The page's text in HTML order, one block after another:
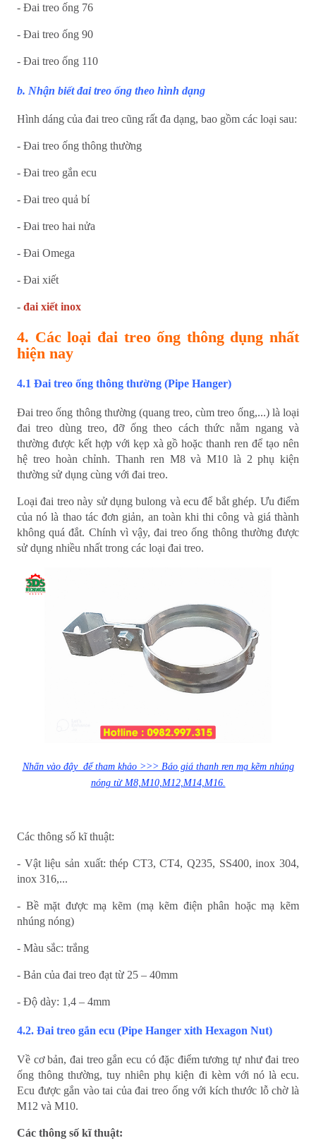
- Đai treo ống 76
- Đai treo ống 90
- Đai treo ống 110
b. Nhận biết đai treo ống theo hình dạng
Hình dáng của đai treo cũng rất đa dạng, bao gồm các loại sau:
- Đai treo ống thông thường
- Đai treo gắn ecu
- Đai treo quả bí
- Đai treo hai nửa
- Đai Omega
- Đai xiết
- đai xiết inox
4. Các loại đai treo ống thông dụng nhất
hiện nay
4.1 Đai treo ống thông thường (Pipe Hanger)
Đai treo ống thông thường (quang treo, cùm treo ống,...) là loại
đai treo dùng treo, đỡ ống theo cách thức nằm ngang và
thường được kết hợp với kẹp xà gồ hoặc thanh ren để tạo nên
hệ treo hoàn chỉnh. Thanh ren M8 và M10 là 2 phụ kiện
thường sử dụng cùng với đai treo.
Loại đai treo này sử dụng bulong và ecu để bắt ghép. Ưu điểm
của nó là thao tác đơn giản, an toàn khi thi công và giá thành
không quá đắt. Chính vì vậy, đai treo ống thông thường được
sử dụng nhiều nhất trong các loại đai treo.
Nhấn vào đây để tham khảo >>> Báo giá thanh ren mạ kẽm nhúng
nóng từ M8,M10,M12,M14,M16.
Các thông số kĩ thuật:
- Vật liệu sản xuất: thép CT3, CT4, Q235, SS400, inox 304,
inox 316,...
- Bề mặt được mạ kẽm (mạ kẽm điện phân hoặc mạ kẽm
nhúng nóng)
- Màu sắc: trắng
- Bản của đai treo đạt từ 25 – 40mm
- Độ dày: 1,4 – 4mm
4.2. Đai treo gắn ecu (Pipe Hanger xith Hexagon Nut)
Về cơ bản, đai treo gắn ecu có đặc điểm tương tự như đai treo
ống thông thường, tuy nhiên phụ kiện đi kèm với nó là ecu.
Ecu được gắn vào tai của đai treo ống với kích thước lỗ chờ là
M12 và M10.
Các thông số kĩ thuật: